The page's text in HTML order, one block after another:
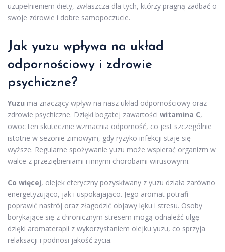
uzupełnieniem diety, zwłaszcza dla tych, którzy pragną zadbać o
swoje zdrowie i dobre samopoczucie.
Jak yuzu wpływa na układ
odpornościowy i zdrowie
psychiczne?
Yuzu ma znaczący wpływ na nasz układ odpornościowy oraz
zdrowie psychiczne. Dzięki bogatej zawartości witamina C,
owoc ten skutecznie wzmacnia odporność, co jest szczególnie
istotne w sezonie zimowym, gdy ryzyko infekcji staje się
wyższe. Regularne spożywanie yuzu może wspierać organizm w
walce z przeziębieniami i innymi chorobami wirusowymi.
Co więcej, olejek eteryczny pozyskiwany z yuzu działa zarówno
energetyzująco, jak i uspokajająco. Jego aromat potrafi
poprawić nastrój oraz złagodzić objawy lęku i stresu. Osoby
borykające się z chronicznym stresem mogą odnaleźć ulgę
dzięki aromaterapii z wykorzystaniem olejku yuzu, co sprzyja
relaksacji i podnosi jakość życia.